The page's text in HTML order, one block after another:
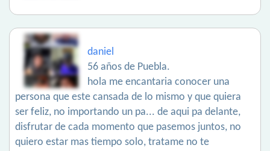
daniel
56 años de Puebla.
hola me encantaria conocer una
persona que este cansada de lo mismo y que quiera
ser feliz, no importando un pa... de aqui pa delante,
disfrutar de cada momento que pasemos juntos, no
quiero estar mas tiempo solo, tratame no te